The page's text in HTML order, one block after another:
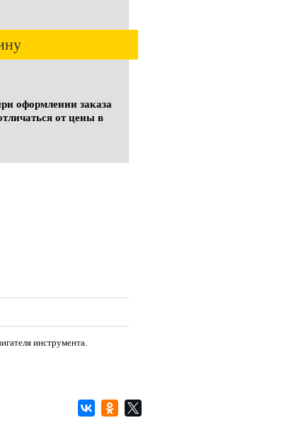
оформлении заказа
от цены в
инструмента.